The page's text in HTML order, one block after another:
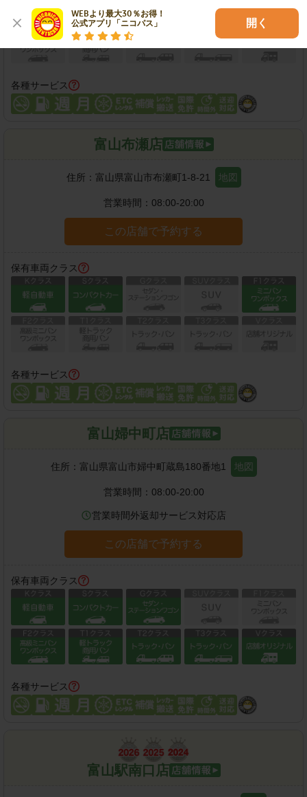
WEBより最大30％お得！
公式アプリ「ニコパス」
開く
各種サービス
富山布瀬店
住所： 富山県富山市布瀬町1-8-21 地図
営業時間： 08:00-20:00
この店舗で予約する
保有車両クラス
各種サービス
富山婦中町店
住所： 富山県富山市婦中町蔵島180番地1 地図
営業時間： 08:00-20:00
営業時間外返却サービス対応店
この店舗で予約する
保有車両クラス
各種サービス
富山駅南口店